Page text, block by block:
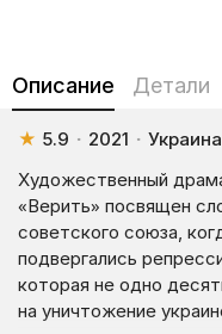
Описание Детали
★ 5.9 · 2021 · Украина
Художественный
«Верить» посвящен
советского союза,
подвергались
которая не одно
на уничтожение